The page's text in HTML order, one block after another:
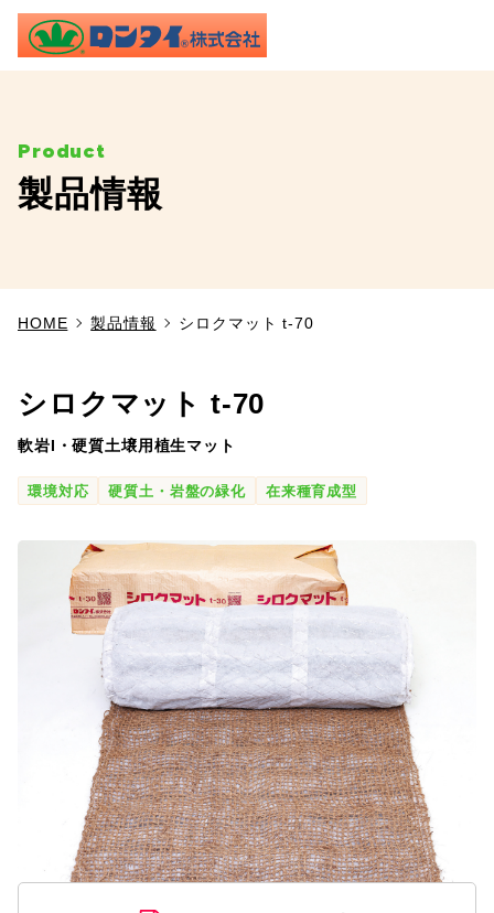
TOP
施工実績
製品情報
よくあるご質問
会社概要
お知らせ
採用情報
プライバシーポリシー
お問い合わせ
製品情報
HOME 製品情報 シロクマット t-70
シロクマット t-70
軟岩I・硬質土壌用植生マット
環境対応 硬質土・岩盤の緑化 在来種育成型